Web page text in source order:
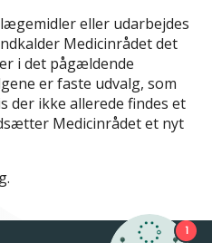
eller udarbejdes
Medicinrådet det
i det pågældende
er faste udvalg, som
der ikke allerede findes et
Medicinrådet et nyt
1